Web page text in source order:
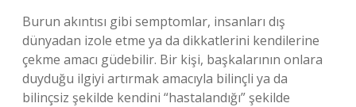
Burun akıntısı gibi semptomlar, insanları dış
dünyadan izole etme ya da dikkatlerini kendilerine
çekme amacı güdebilir. Bir kişi, başkalarının onlara
duyduğu ilgiyi artırmak amacıyla bilinçli ya da
bilinçsiz şekilde kendini “hastalandığı” şekilde